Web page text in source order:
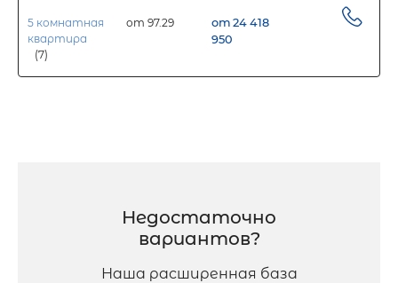
5 комнатная
квартира
(7)
от 97.29
от 24 418
950
Недостаточно
вариантов?
Наша расширенная база